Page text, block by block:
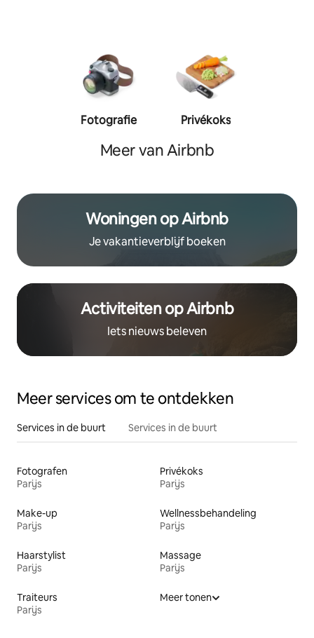
Fotografie Privékoks
Meer van Airbnb
Woningen op Airbnb
Je vakantieverblijf boeken
Activiteiten op Airbnb
Iets nieuws beleven
Meer services om te ontdekken
Services in de buurt Services in de buurt
Fotografen
Parijs
Privékoks
Parijs
Make-up
Parijs
Wellnessbehandeling
Parijs
Haarstylist
Parijs
Massage
Parijs
Traiteurs
Parijs
Meer tonen